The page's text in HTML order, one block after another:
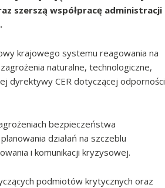
szerszą współpracę administracji
krajowego systemu reagowania na
naturalne, technologiczne,
dyrektywy CER dotyczącej odporności
bezpieczeństwa
działań na szczeblu
i komunikacji kryzysowej.
podmiotów krytycznych oraz